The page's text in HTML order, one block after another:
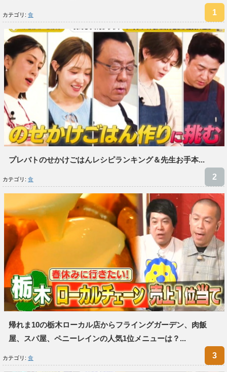
カテゴリ: 食
プレバトのせかけごはんレシピランキング＆先生お手本...
カテゴリ: 食
帰れま10の栃木ローカル店からフライングガーデン、肉飯
屋、スパ屋、ペニーレインの人気1位メニューは？...
カテゴリ: 食